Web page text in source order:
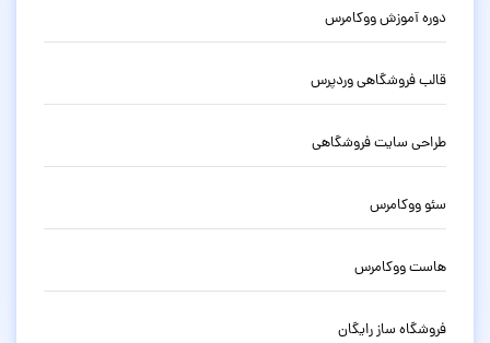
دوره آموزش ووکامرس
قالب فروشگاهی وردپرس
طراحی سایت فروشگاهی
سئو ووکامرس
هاست ووکامرس
فروشگاه ساز رایگان